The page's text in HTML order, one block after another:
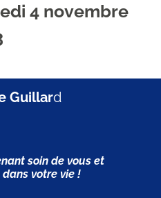
4 novembre
Guillard
soin de vous et
votre vie !